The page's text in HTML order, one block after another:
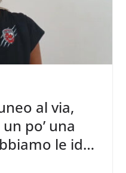
al via,
po’ una
le idee
fare”